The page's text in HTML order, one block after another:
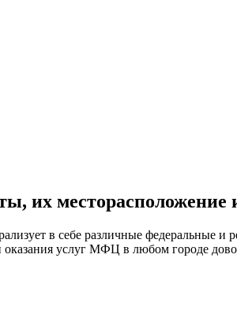
их месторасположение
в себе различные федеральные
услуг МФЦ в любом городе